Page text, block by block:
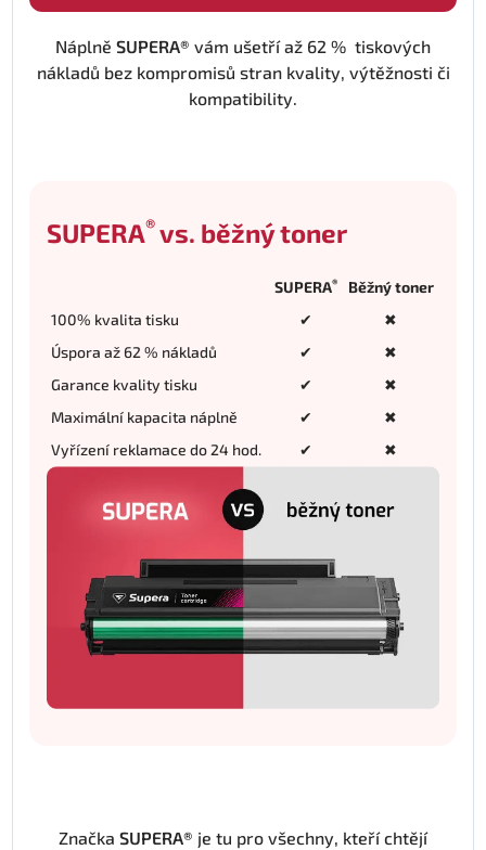
Náplně SUPERA® vám ušetří až 62 % tiskových
nákladů bez kompromisů stran kvality, výtěžnosti či
kompatibility.
SUPERA®vs. běžný toner
SUPERA®
Běžný toner
100% kvalita tisku
✔
✖
Úspora až 62 % nákladů
✔
✖
Garance kvality tisku
✔
✖
Maximální kapacita náplně
✔
✖
Vyřízení reklamace do 24 hod.
✔ ✖
Značka SUPERA® je tu pro všechny, kteří chtějí